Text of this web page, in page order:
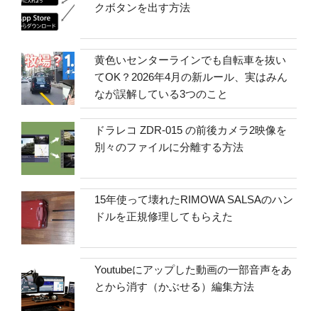
クボタンを出す方法
黄色いセンターラインでも自転車を抜い
てOK？2026年4月の新ルール、実はみん
なが誤解している3つのこと
ドラレコ ZDR-015 の前後カメラ2映像を
別々のファイルに分離する方法
15年使って壊れたRIMOWA SALSAのハン
ドルを正規修理してもらえた
Youtubeにアップした動画の一部音声をあ
とから消す（かぶせる）編集方法